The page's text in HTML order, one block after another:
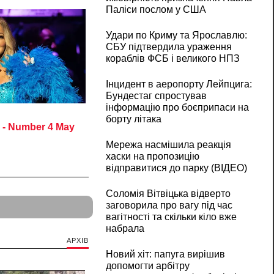
АРХІВ
Паліси послом у США
Удари по Криму та Ярославлю:
СБУ підтвердила ураження
кораблів ФСБ і великого НПЗ
Інцидент в аеропорту Лейпцига:
Бундестаг спростував
інформацію про боєприпаси на
борту літака
Мережа насмішила реакція
хаски на пропозицію
відправитися до парку (ВІДЕО)
Соломія Вітвіцька відверто
заговорила про вагу під час
вагітності та скільки кіло вже
набрала
Новий хіт: папуга вирішив
допомогти арбітру